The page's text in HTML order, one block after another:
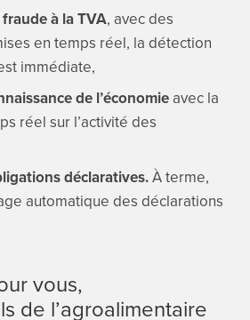
à la TVA, avec des
en temps réel, la détection
immédiate,
de l’économie avec la
réel sur l’activité des
déclaratives.À terme,
automatique des déclarations
vous,
de l’agroalimentaire